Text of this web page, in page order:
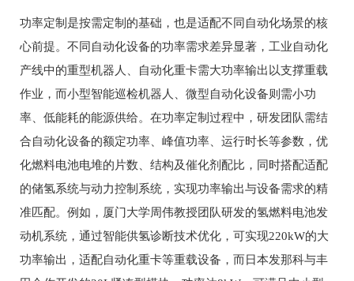
功率定制是按需定制的基础，也是适配不同自动化场景的核
心前提。不同自动化设备的功率需求差异显著，工业自动化
产线中的重型机器人、自动化重卡需大功率输出以支撑重载
作业，而小型智能巡检机器人、微型自动化设备则需小功
率、低能耗的能源供给。在功率定制过程中，研发团队需结
合自动化设备的额定功率、峰值功率、运行时长等参数，优
化燃料电池电堆的片数、结构及催化剂配比，同时搭配适配
的储氢系统与动力控制系统，实现功率输出与设备需求的精
准匹配。例如，厦门大学周伟教授团队研发的氢燃料电池发
动机系统，通过智能供氢诊断技术优化，可实现220kW的大
功率输出，适配自动化重卡等重载设备，而日本发那科与丰